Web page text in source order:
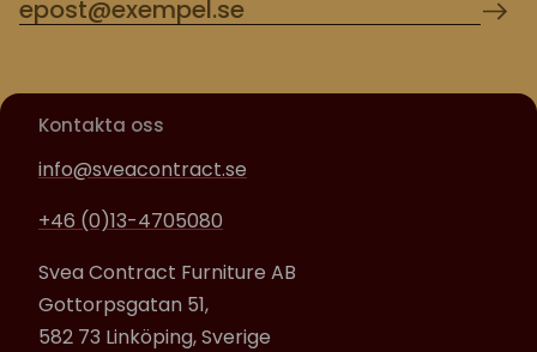
Kontakta oss
info@sveacontract.se
+46 (0)13-4705080
Svea Contract Furniture AB
Gottorpsgatan 51,
582 73 Linköping, Sverige